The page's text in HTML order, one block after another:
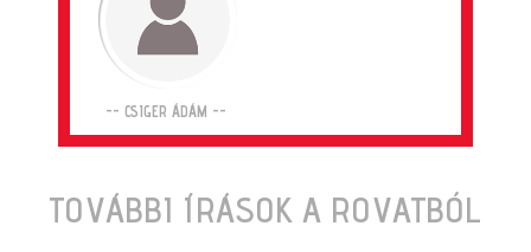
-- CSIGER ÁDÁM --
TOVÁBBI ÍRÁSOK A ROVATBÓL